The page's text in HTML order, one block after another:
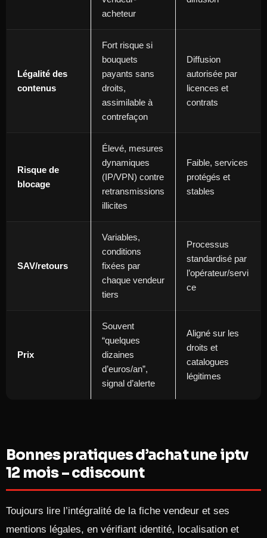
acheteur
Légalité des
contenus
Fort risque si
bouquets
payants sans
droits,
assimilable à
contrefaçon
Diffusion
autorisée par
licences et
contrats
Risque de
blocage
Élevé, mesures
dynamiques
(IP/VPN) contre
retransmissions
illicites
Faible, services
protégés et
stables
SAV/retours
Variables,
conditions
fixées par
chaque vendeur
tiers
Processus
standardisé par
l’opérateur/servi
ce
Prix
Souvent
“quelques
dizaines
d’euros/an”,
signal d’alerte
Aligné sur les
droits et
catalogues
légitimes
Bonnes pratiques d’achat une iptv
12 mois – cdiscount
Toujours lire l’intégralité de la fiche vendeur et ses
mentions légales, en vérifiant identité, localisation et